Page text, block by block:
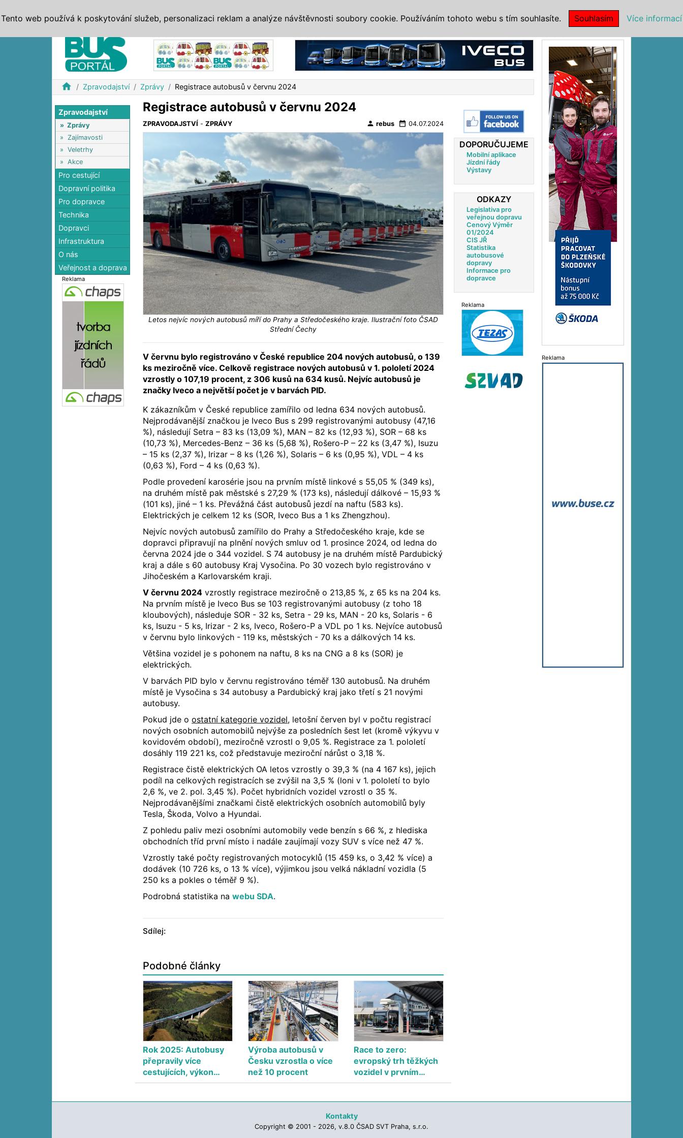
home Zpravodajství Zprávy Registrace autobusů v červnu 2024
Zpravodajství
» Zprávy
» Zajímavosti
» Veletrhy
» Akce
Pro cestující
Dopravní politika
Pro dopravce
Technika
Dopravci
Infrastruktura
O nás
Veřejnost a doprava
Reklama
Registrace autobusů v červnu 2024
ZPRAVODAJSTVÍ -ZPRÁVY person rebus date_range 04.07.2024
Letos nejvíc nových autobusů míří do Prahy a Středočeského kraje. Ilustrační foto ČSAD
Střední Čechy
V červnu bylo registrováno v České republice 204 nových autobusů, o 139
ks meziročně více. Celkově registrace nových autobusů v 1. pololetí 2024
vzrostly o 107,19 procent, z 306 kusů na 634 kusů. Nejvíc autobusů je
značky Iveco a největší počet je v barvách PID.
K zákazníkům v České republice zamířilo od ledna 634 nových autobusů.
Nejprodávanější značkou je Iveco Bus s 299 registrovanými autobusy (47,16
%), následují Setra – 83 ks (13,09 %), MAN – 82 ks (12,93 %), SOR – 68 ks
(10,73 %), Mercedes-Benz – 36 ks (5,68 %), Rošero-P – 22 ks (3,47 %), Isuzu
– 15 ks (2,37 %), Irizar – 8 ks (1,26 %), Solaris – 6 ks (0,95 %), VDL – 4 ks
(0,63 %), Ford – 4 ks (0,63 %).
Podle provedení karosérie jsou na prvním místě linkové s 55,05 % (349 ks),
na druhém místě pak městské s 27,29 % (173 ks), následují dálkové – 15,93 %
(101 ks), jiné – 1 ks. Převážná část autobusů jezdí na naftu (583 ks).
Elektrických je celkem 12 ks (SOR, Iveco Bus a 1 ks Zhengzhou).
Nejvíc nových autobusů zamířilo do Prahy a Středočeského kraje, kde se
dopravci připravují na plnění nových smluv od 1. prosince 2024, od ledna do
června 2024 jde o 344 vozidel. S 74 autobusy je na druhém místě Pardubický
kraj a dále s 60 autobusy Kraj Vysočina. Po 30 vozech bylo registrováno v
Jihočeském a Karlovarském kraji.
V červnu 2024 vzrostly registrace meziročně o 213,85 %, z 65 ks na 204 ks.
Na prvním místě je Iveco Bus se 103 registrovanými autobusy (z toho 18
kloubových), následuje SOR - 32 ks, Setra - 29 ks, MAN - 20 ks, Solaris - 6
ks, Isuzu - 5 ks, Irizar - 2 ks, Iveco, Rošero-P a VDL po 1 ks. Nejvíce autobusů
v červnu bylo linkových - 119 ks, městských - 70 ks a dálkových 14 ks.
Většina vozidel je s pohonem na naftu, 8 ks na CNG a 8 ks (SOR) je
elektrických.
V barvách PID bylo v červnu registrováno téměř 130 autobusů. Na druhém
místě je Vysočina s 34 autobusy a Pardubický kraj jako třetí s 21 novými
autobusy.
Pokud jde oostatní kategorie vozidel, letošní červen byl v počtu registrací
nových osobních automobilů nejvýše za posledních šest let (kromě výkyvu v
kovidovém období), meziročně vzrostl o 9,05 %. Registrace za 1. pololetí
dosáhly 119 221 ks, což představuje meziroční nárůst o 3,18 %.
Registrace čistě elektrických OA letos vzrostly o 39,3 % (na 4 167 ks), jejich
podíl na celkových registracích se zvýšil na 3,5 % (loni v 1. pololetí to bylo
2,6 %, ve 2. pol. 3,45 %). Počet hybridních vozidel vzrostl o 35 %.
Nejprodávanějšími značkami čistě elektrických osobních automobilů byly
Tesla, Škoda, Volvo a Hyundai.
Z pohledu paliv mezi osobními automobily vede benzín s 66 %, z hlediska
obchodních tříd první místo i nadále zaujímají vozy SUV s více než 47 %.
Vzrostly také počty registrovaných motocyklů (15 459 ks, o 3,42 % více) a
dodávek (10 726 ks, o 13 % více), výjimkou jsou velká nákladní vozidla (5
250 ks a pokles o téměř 9 %).
Podrobná statistika nawebu SDA.
Sdílej:
Podobné články
Rok 2025: Autobusy
přepravily více
cestujících, výkon…
Výroba autobusů v
Česku vzrostla o více
než 10 procent
Race to zero:
evropský trh těžkých
vozidel v prvním…
DOPORUČUJEME
Mobilní aplikace
Jízdní řády
Výstavy
ODKAZY
Legislativa pro
veřejnou dopravu
Cenový Výměr
01/2024
CIS JŘ
Statistika
autobusové
dopravy
Informace pro
dopravce
Reklama
Reklama
Kontakty
Copyright © 2001 - 2026, v.8.0 ČSAD SVT Praha, s.r.o.
Tento web používá k poskytování služeb, personalizaci reklam a analýze návštěvnosti soubory cookie. Používáním tohoto webu s tím souhlasíte. Souhlasím Více informací